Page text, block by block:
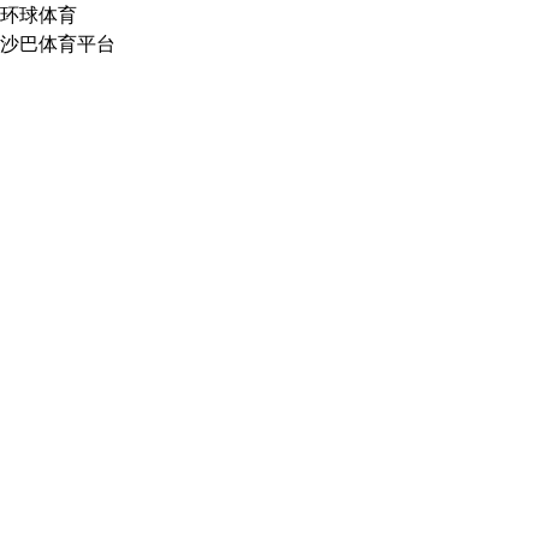
环球体育
沙巴体育平台